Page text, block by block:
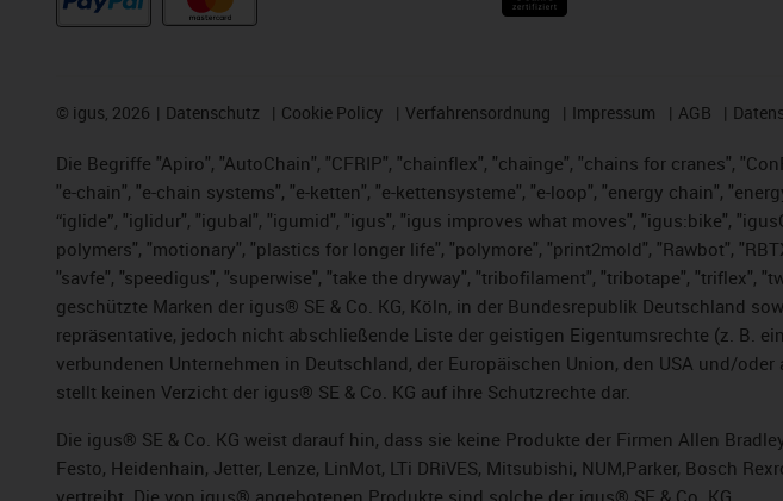
© igus, 2026 Datenschutz Cookie Policy Verfahrensordnung Impressum AGB
Die Begriffe "Apiro", "AutoChain", "CFRIP", "chainflex", "chainge", "chains for cranes",
"e-chain", "e-chain systems", "e-ketten", "e-kettensysteme", "e-loop", "energy chain",
“iglide”, "iglidur", "igubal", "igumid", "igus", "igus improves what moves", "igus:bike",
polymers", "motionary", "plastics for longer life", "polymore", "print2mold", "Rawbot",
"savfe", "speedigus", "superwise", "take the dryway", "tribofilament", "tribotape",
geschützte Marken der igus® SE & Co. KG, Köln, in der Bundesrepublik Deutschland
repräsentative, jedoch nicht abschließende Liste der geistigen Eigentumsrechte (z. B.
verbundenen Unternehmen in Deutschland, der Europäischen Union, den USA und/
stellt keinen Verzicht der igus® SE & Co. KG auf ihre Schutzrechte dar.
Die igus® SE & Co. KG weist darauf hin, dass sie keine Produkte der Firmen Allen
Festo, Heidenhain, Jetter, Lenze, LinMot, LTi DRiVES, Mitsubishi, NUM,Parker, Bosch
vertreibt. Die von igus® angebotenen Produkte sind solche der igus® SE & Co. KG.